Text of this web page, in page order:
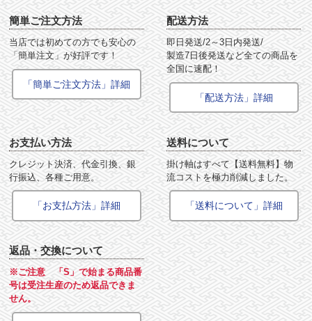
簡単ご注文方法
当店では初めての方でも安心の
「簡単注文」が好評です！
「簡単ご注文方法」詳細
配送方法
即日発送/2～3日内発送/
製造7日後発送など全ての商品を
全国に速配！
「配送方法」詳細
お支払い方法
クレジット決済、代金引換、銀
行振込、各種ご用意。
「お支払方法」詳細
送料について
掛け軸はすべて【送料無料】物
流コストを極力削減しました。
「送料について」詳細
返品・交換について
※ご注意 「S」で始まる商品番
号は受注生産のため返品できま
せん。